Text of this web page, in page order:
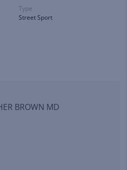
Type
Street Sport
BROWN MD